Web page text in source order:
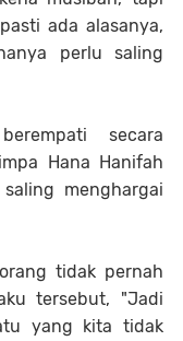
ada alasanya,
perlu saling
secara
Hana Hanifah
menghargai
tidak pernah
tersebut, "Jadi
yang kita tidak